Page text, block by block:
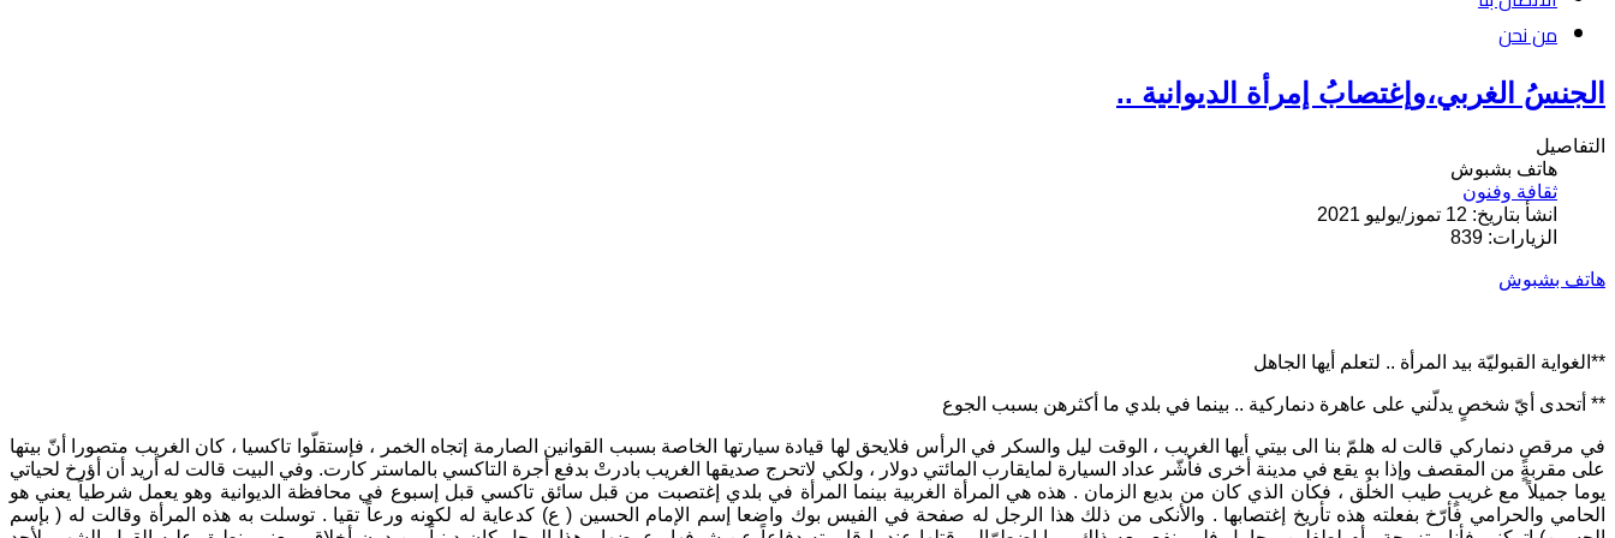
من نحن
الجنسُ الغربي،وإغتصابُ إمرأة الديوانية ..
التفاصيل
هاتف بشبوش
ثقافة وفنون
انشأ بتاريخ: 12 تموز/يوليو 2021
الزيارات: 839
هاتف بشبوش
**الغواية القبوليّة بيد المرأة .. لتعلم أيها الجاهل
** أتحدى أيّ شخصٍ يدلّني على عاهرة دنماركية .. بينما في بلدي ما أكثرهن بسبب الجوع
في مرقصٍ دنماركي قالت له هلمّ بنا الى بيتي أيها الغريب ، الوقت ليل والسكر في الرأس فلايحق لها قيادة سيارتها الخاصة بسبب القوانين الصارمة إتجاه الخمر ، فإستقلّوا تاكسيا ، كان الغريب متصورا أنّ بيتها
على مقربةٍ من المقصف وإذا به يقع في مدينة أخرى فأشّر عداد السيارة لمايقارب المائتي دولار ، ولكي لاتحرج صديقها الغريب بادرتْ بدفع أجرة التاكسي بالماستر كارت. وفي البيت قالت له أريد أن أؤرخ لحياتي
يوما جميلاً مع غريبٍ طيب الخلُق ، فكان الذي كان من بديع الزمان . هذه هي المرأة الغربية بينما المرأة في بلدي إغتصبت من قبل سائق تاكسي قبل إسبوع في محافظة الديوانية وهو يعمل شرطياً يعني هو
الحامي والحرامي فأرّخ بفعلته هذه تأريخ إغتصابها . والأنكى من ذلك هذا الرجل له صفحة في الفيس بوك واضعا إسم الإمام الحسين ( ع) كدعاية له لكونه ورعاً تقيا . توسلت به هذه المرأة وقالت له ( بإسم